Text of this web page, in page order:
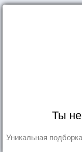
Ты
Уникальная